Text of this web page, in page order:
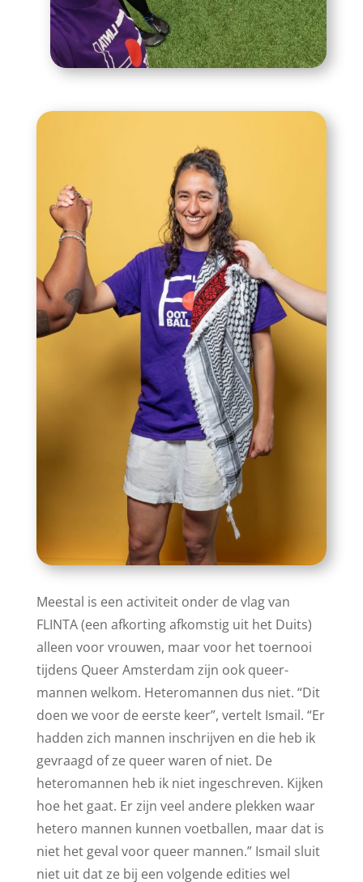
Meestal is een activiteit onder de vlag van
FLINTA (een afkorting afkomstig uit het Duits)
alleen voor vrouwen, maar voor het toernooi
tijdens Queer Amsterdam zijn ook queer-
mannen welkom. Heteromannen dus niet. “Dit
doen we voor de eerste keer”, vertelt Ismail. “Er
hadden zich mannen inschrijven en die heb ik
gevraagd of ze queer waren of niet. De
heteromannen heb ik niet ingeschreven. Kijken
hoe het gaat. Er zijn veel andere plekken waar
hetero mannen kunnen voetballen, maar dat is
niet het geval voor queer mannen.” Ismail sluit
niet uit dat ze bij een volgende edities wel